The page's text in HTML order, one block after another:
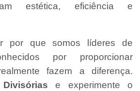
estética, eficiência e
por que somos líderes de
por proporcionar
fazem a diferença.
e experimente o